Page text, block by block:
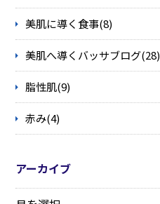
美肌に導く食事(8)
美肌へ導くバッサブログ(28)
脂性肌(9)
赤み(4)
アーカイブ